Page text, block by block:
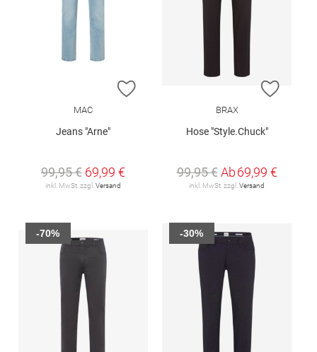
ZUR WUNSCHLISTE HINZUFÜGEN
MAC
Jeans "Arne"
99,95 € 69,99 €
inkl. MwSt. zzgl. Versand
ZUR
BRAX
Hose "Style.Chuck"
99,95 € Ab69,99 €
inkl. MwSt. zzgl. Versand
-70% -30%